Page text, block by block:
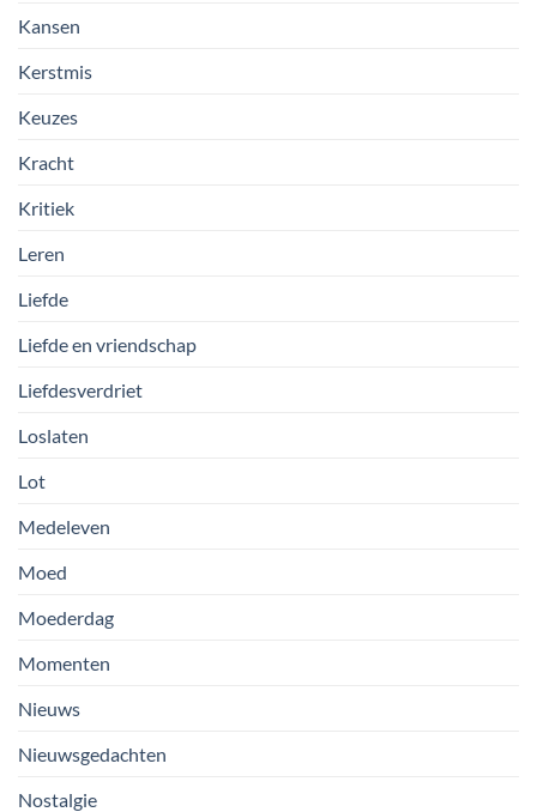
Kansen
Kerstmis
Keuzes
Kracht
Kritiek
Leren
Liefde
Liefde en vriendschap
Liefdesverdriet
Loslaten
Lot
Medeleven
Moed
Moederdag
Momenten
Nieuws
Nieuwsgedachten
Nostalgie